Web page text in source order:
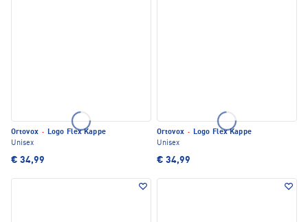
Ortovox · Logo Flex Kappe
Unisex
€ 34,99
Ortovox · Logo Flex Kappe
Unisex
€ 34,99